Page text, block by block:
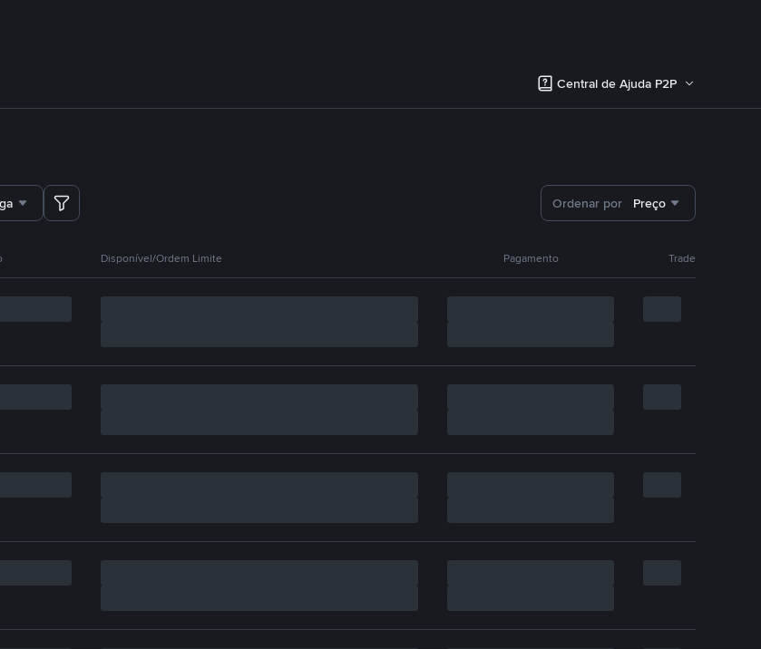
Central de Ajuda P2P
Ordenar por Preço
Disponível/Ordem Limite Pagamento Trade